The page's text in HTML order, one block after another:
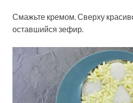
Смажьте кремом. Сверху
оставшийся зефир.